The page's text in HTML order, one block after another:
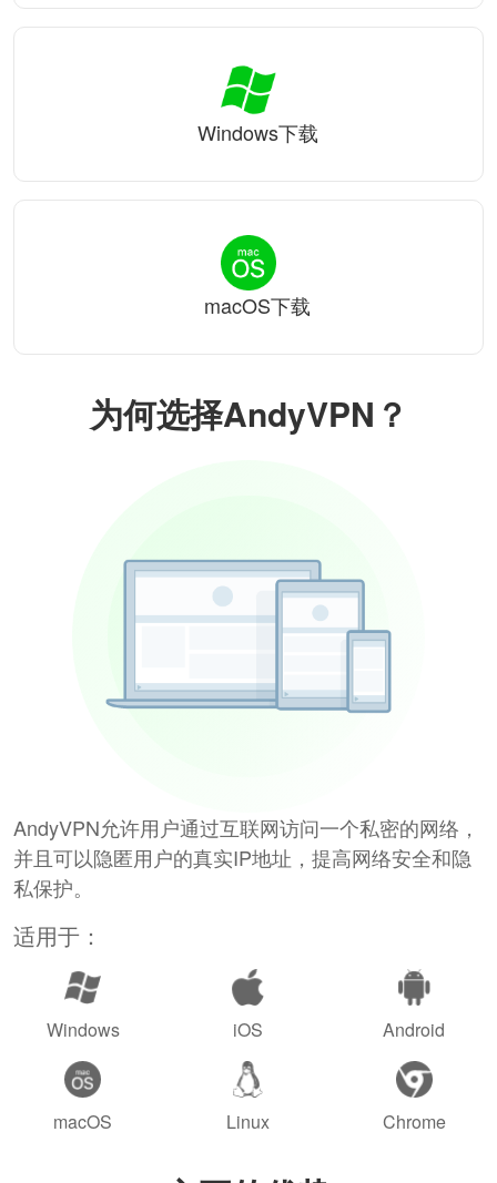
为何选择AndyVPN？
AndyVPN允许用户通过互联网访问一个私密的网络，
并且可以隐匿用户的真实IP地址，提高网络安全和隐
私保护。
适用于：
Windows iOS Android
macOS Linux Chrome
Windows下载
macOS下载